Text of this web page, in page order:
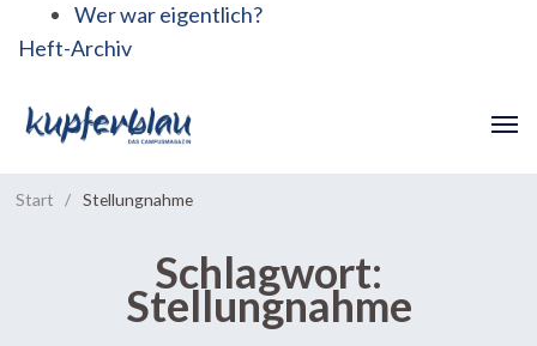
Wer war eigentlich?
Heft-Archiv
Start / Stellungnahme
Schlagwort:
Stellungnahme